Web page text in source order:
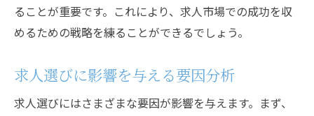
ることが重要です。これにより、求人市場での成功を収
めるための戦略を練ることができるでしょう。
求人選びに影響を与える要因分析
求人選びにはさまざまな要因が影響を与えます。まず、